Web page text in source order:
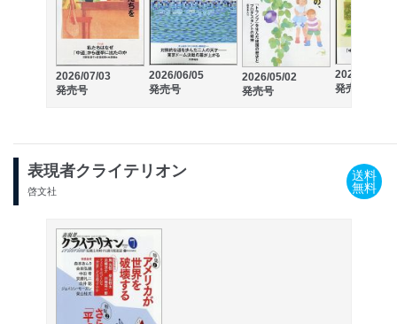
2026/07/03
発売号
2026/06/05
発売号
2026/05/02
発売号
2026/04/03
発売号
表現者クライテリオン
啓文社
送料
無料